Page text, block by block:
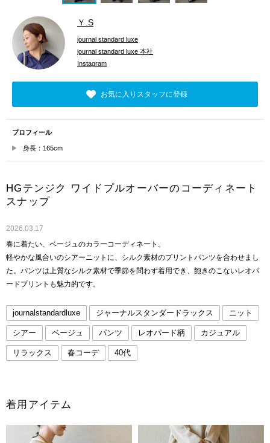
Ｙ.S
journal standard luxe
journal standard luxe 本社
Instagram
お気に入りスタッフに登録
プロフィール
身長：165cm
HGテンジク ワイドプルオーバーのコーディネート
スナップ
2026.03.17
春に着たい、ベージュのカラーコーディネート。
軽やかな風合いのシアーニットに、シルク素材のプリントパンツを合わせまし
た。パンツは上質なシルク素材で季節を問わず着用でき、飽きのこないレオパ
ードプリントも魅力的です。
journalstandardluxe ジャーナルスタンダードラックス ニット
シアー ベージュ パンツ レオパード柄 カジュアル
リラックス 春コーデ 40代
着用アイテム